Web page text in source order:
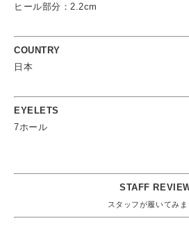
ヒール部分：2.2cm
COUNTRY
日本
EYELETS
7ホール
STAFF
スタッフが履いてみま